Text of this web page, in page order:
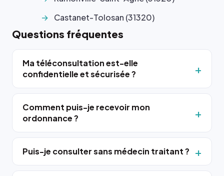
Castanet-Tolosan (31320)
Questions fréquentes
Ma téléconsultation est-elle
confidentielle et sécurisée ?
Comment puis-je recevoir mon
ordonnance ?
Puis-je consulter sans médecin traitant ?